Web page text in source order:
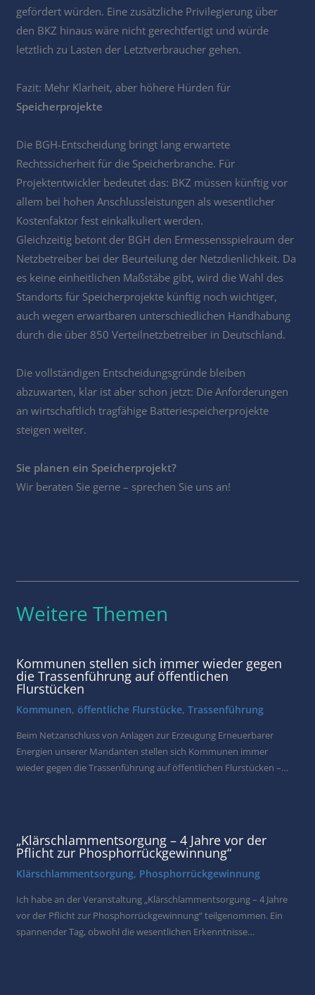
gefördert würden. Eine zusätzliche Privilegierung über
den BKZ hinaus wäre nicht gerechtfertigt und würde
letztlich zu Lasten der Letztverbraucher gehen.
Fazit: Mehr Klarheit, aber höhere Hürden für
Speicherprojekte
Die BGH-Entscheidung bringt lang erwartete
Rechtssicherheit für die Speicherbranche. Für
Projektentwickler bedeutet das: BKZ müssen künftig vor
allem bei hohen Anschlussleistungen als wesentlicher
Kostenfaktor fest einkalkuliert werden.
Gleichzeitig betont der BGH den Ermessensspielraum der
Netzbetreiber bei der Beurteilung der Netzdienlichkeit. Da
es keine einheitlichen Maßstäbe gibt, wird die Wahl des
Standorts für Speicherprojekte künftig noch wichtiger,
auch wegen erwartbaren unterschiedlichen Handhabung
durch die über 850 Verteilnetzbetreiber in Deutschland.
Die vollständigen Entscheidungsgründe bleiben
abzuwarten, klar ist aber schon jetzt: Die Anforderungen
an wirtschaftlich tragfähige Batteriespeicherprojekte
steigen weiter.
Sie planen ein Speicherprojekt?
Wir beraten Sie gerne – sprechen Sie uns an!
Weitere Themen
Kommunen stellen sich immer wieder gegen
die Trassenführung auf öffentlichen
Flurstücken
Kommunen,öffentliche Flurstücke,Trassenführung
Beim Netzanschluss von Anlagen zur Erzeugung Erneuerbarer
Energien unserer Mandanten stellen sich Kommunen immer
wieder gegen die Trassenführung auf öffentlichen Flurstücken –…
„Klärschlammentsorgung – 4 Jahre vor der
Pflicht zur Phosphorrückgewinnung“
Klärschlammentsorgung, Phosphorrückgewinnung
Ich habe an der Veranstaltung „Klärschlammentsorgung – 4 Jahre
vor der Pflicht zur Phosphorrückgewinnung“ teilgenommen. Ein
spannender Tag, obwohl die wesentlichen Erkenntnisse…